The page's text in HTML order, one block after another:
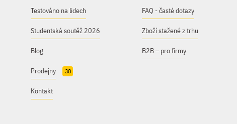
Testováno na lidech
Studentská soutěž 2026
Blog
Prodejny 30
Kontakt
FAQ - časté dotazy
Zboží stažené z trhu
B2B – pro firmy